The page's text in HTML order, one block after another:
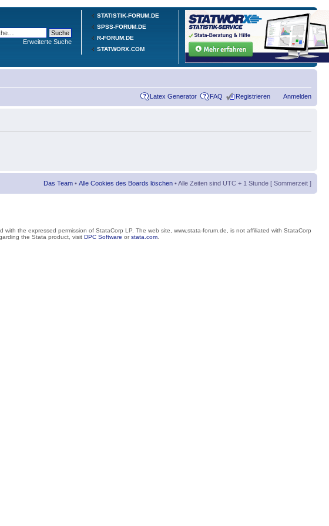
STATISTIK-FORUM.DE
SPSS-FORUM.DE
R-FORUM.DE
STATWORX.COM
Erweiterte Suche
Latex Generator FAQ Registrieren Anmelden
Das Team • Alle Cookies des Boards löschen • Alle Zeiten sind UTC + 1 Stunde [ Sommerzeit ]
the expressed permission of StataCorp LP. The web site, www.stata-forum.de, is not affiliated with StataCorp
the Stata product, visit DPC Software orstata.com